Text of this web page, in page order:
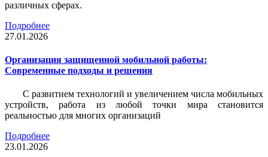
различных сферах.
Подробнее
27.01.2026
Организация защищенной мобильной работы:
Современные подходы и решения
С развитием технологий и увеличением числа мобильных
устройств, работа из любой точки мира становится
реальностью для многих организаций
Подробнее
23.01.2026